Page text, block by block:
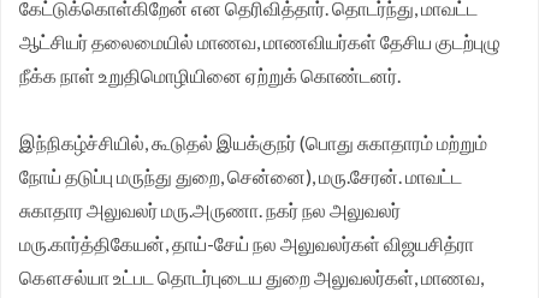
கேட்டுக்கொள்கிறேன் என தெரிவித்தார். தொடர்ந்து, மாவட்ட
ஆட்சியர் தலைமையில் மாணவ, மாணவியர்கள் தேசிய குடற்புழு
நீக்க நாள் உறுதிமொழியினை ஏற்றுக் கொண்டனர்.
இந்நிகழ்ச்சியில், கூடுதல் இயக்குநர் (பொது சுகாதாரம் மற்றும்
நோய் தடுப்பு மருந்து துறை, சென்னை), மரு.சேரன். மாவட்ட
சுகாதார அலுவலர் மரு.அருணா. நகர் நல அலுவலர்
மரு.கார்த்திகேயன், தாய்-சேய் நல அலுவலர்கள் விஜயசித்ரா
கௌசல்யா உட்பட தொடர்புடைய துறை அலுவலர்கள், மாணவ,